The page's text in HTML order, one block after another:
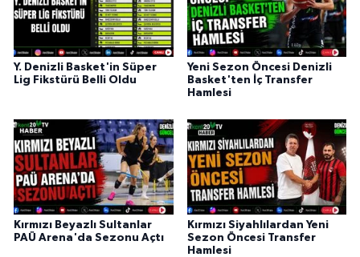
Y. Denizli Basket'in Süper
Lig Fikstürü Belli Oldu
Yeni Sezon Öncesi Denizli
Basket'ten İç Transfer
Hamlesi
Kırmızı Beyazlı Sultanlar
PAÜ Arena'da Sezonu Açtı
Kırmızı Siyahlılardan Yeni
Sezon Öncesi Transfer
Hamlesi